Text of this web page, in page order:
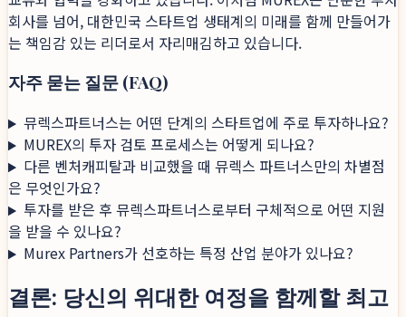
회사를 넘어, 대한민국 스타트업 생태계의 미래를 함께 만들어가
는 책임감 있는 리더로서 자리매김하고 있습니다.
자주 묻는 질문 (FAQ)
뮤렉스파트너스는 어떤 단계의 스타트업에 주로 투자하나요?
MUREX의 투자 검토 프로세스는 어떻게 되나요?
다른 벤처캐피탈과 비교했을 때 뮤렉스 파트너스만의 차별점
은 무엇인가요?
투자를 받은 후 뮤렉스파트너스로부터 구체적으로 어떤 지원
을 받을 수 있나요?
Murex Partners가 선호하는 특정 산업 분야가 있나요?
결론: 당신의 위대한 여정을 함께할 최고